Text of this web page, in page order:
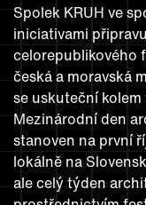
Spolek KRUH ve
iniciativami
celorepublikového
česká a moravská
se uskuteční
Mezinárodní den
stanoven na první
lokálně na
ale celý týden